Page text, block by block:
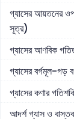
গ্যাসের আয়তনের
সূত্র)
গ্যাসের আণবিক
গ্যাসের বর্গমূল-গড়
গ্যাসের কণার
আদর্শ গ্যাস ও